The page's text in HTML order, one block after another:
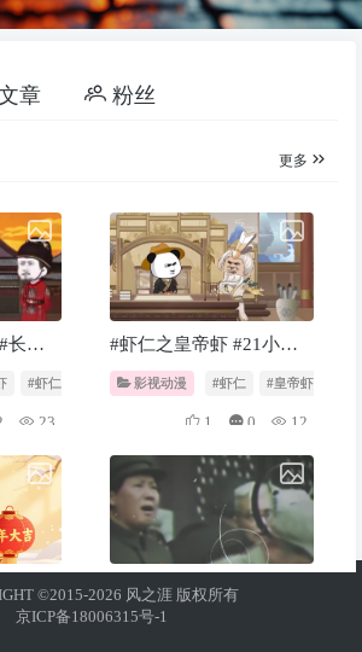
章 粉丝
更多
长生
#虾仁
23
#虾仁之皇帝虾 #21小时
看爽版
影视动漫 #虾仁 #皇帝虾
1 0 12
马到成
到成功
今天是你的生日，我的中
国，祝福祖国越来越强大
AI头条
©2015-2026 风之涯 版权所有
京ICP备18006315号-1